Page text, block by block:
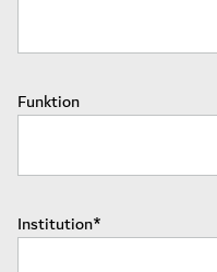
Funktion
Institution